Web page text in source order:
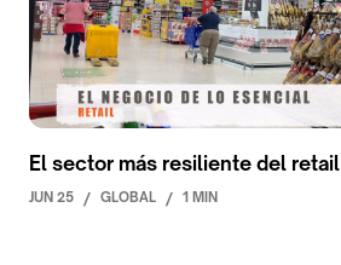
El sector más resiliente del retail
JUN 25 / GLOBAL / 1 MIN